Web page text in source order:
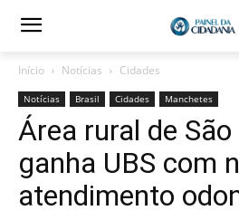
Início Notícias Cidades
Notícias Brasil Cidades Manchetes
Área rural de
ganha UBS com
atendimento